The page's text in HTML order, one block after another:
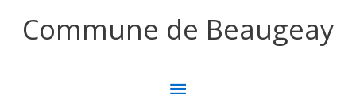
Commune de Beaugeay
MENU